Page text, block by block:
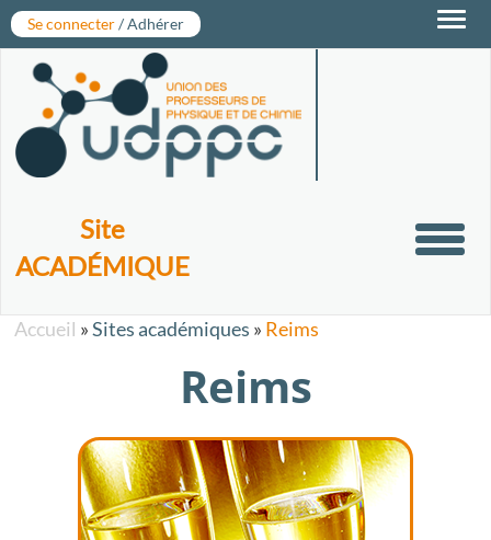
Se connecter/ Adhérer
Site
ACADÉMIQUE
Accueil »Sites académiques » Reims
Reims